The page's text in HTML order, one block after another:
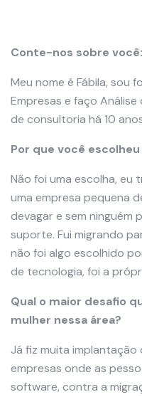
Conte-nos sobre você:
Meu nome é Fábila, sou
Empresas e faço Análise
de consultoria há 10
Por que você escolheu
Não foi uma escolha, eu
uma empresa pequena
devagar e sem ninguém
suporte. Fui migrando
não foi algo escolhido
de tecnologia, foi a
Qual o maior desafio
mulher nessa área?
Já fiz muita implantação
empresas onde as
software, contra a